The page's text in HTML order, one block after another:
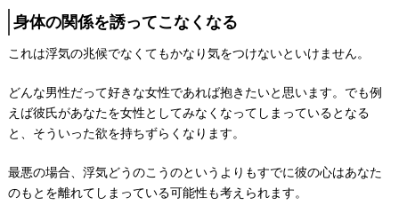
身体の関係を誘ってこなくなる
これは浮気の兆候でなくてもかなり気をつけないといけません。
どんな男性だって好きな女性であれば抱きたいと思います。でも例
えば彼氏があなたを女性としてみなくなってしまっているとなる
と、そういった欲を持ちずらくなります。
最悪の場合、浮気どうのこうのというよりもすでに彼の心はあなた
のもとを離れてしまっている可能性も考えられます。